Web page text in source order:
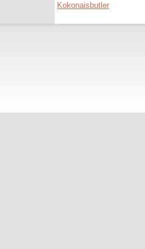
Kokonaisbutler